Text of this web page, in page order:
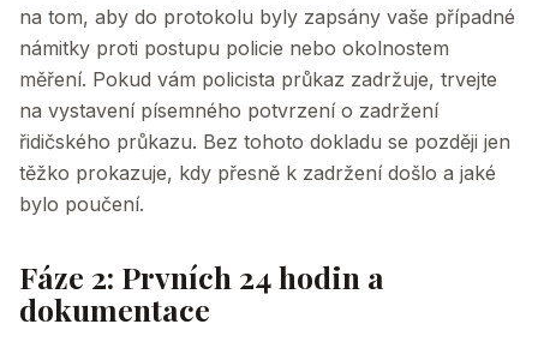
na tom, aby do protokolu byly zapsány vaše případné
námitky proti postupu policie nebo okolnostem
měření. Pokud vám policista průkaz zadržuje, trvejte
na vystavení písemného potvrzení o zadržení
řidičského průkazu. Bez tohoto dokladu se později jen
těžko prokazuje, kdy přesně k zadržení došlo a jaké
bylo poučení.
Fáze 2: Prvních 24 hodin a
dokumentace